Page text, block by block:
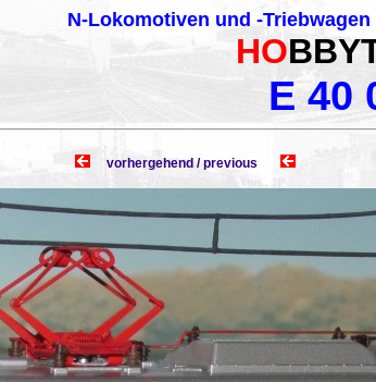
N-Lokomotiven und -
HO
E 40
vorhergehend / previous